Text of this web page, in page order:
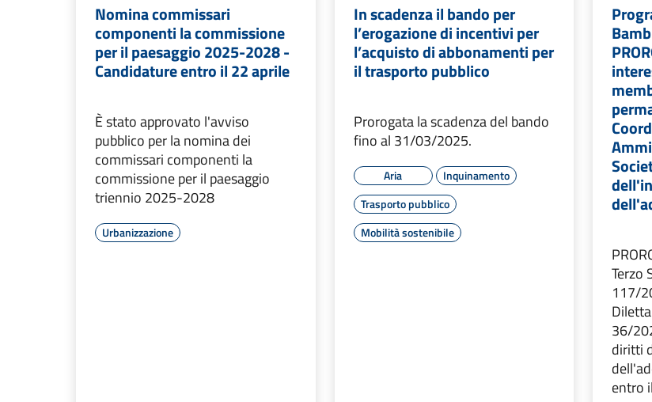
Nomina commissari
componenti la commissione
per il paesaggio 2025-2028 -
Candidature entro il 22 aprile
È stato approvato l'avviso
pubblico per la nomina dei
commissari componenti la
commissione per il paesaggio
triennio 2025-2028
Urbanizzazione
In scadenza il bando per
l’erogazione di incentivi per
l’acquisto di abbonamenti per
il trasporto pubblico
Prorogata la scadenza del bando
fino al 31/03/2025.
Aria
Inquinamento
Trasporto pubblico
Mobilità sostenibile
Terzo
117/
36/
diritti
entro